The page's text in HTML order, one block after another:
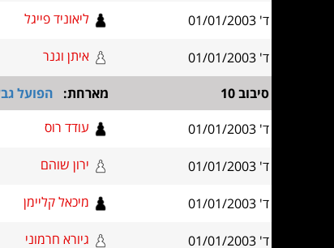
ד' 01/01/2003 ליאוניד פייגל
ד' 01/01/2003 איתן וגנר
סיבוב 10 מארחת: הפועל
ד' 01/01/2003
עודד רוס
ד' 01/01/2003 ירון שוהם
ד' 01/01/2003 מיכאל קליימן
ד' 01/01/2003 גיורא חרמוני